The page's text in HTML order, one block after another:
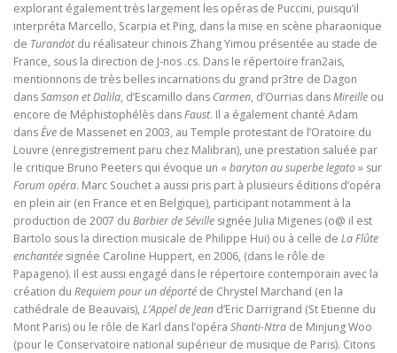
explorant également très largement les opéras de Puccini, puisqu’il
interpréta Marcello, Scarpia et Ping, dans la mise en scène pharaonique
de Turandotdu réalisateur chinois Zhang Yimou présentée au stade de
France, sous la direction de J-nos .cs. Dans le répertoire fran2ais,
mentionnons de très belles incarnations du grand pr3tre de Dagon
dansSamson et Dalila, d’Escamillo dans Carmen, d’Ourrias dansMireille ou
encore de Méphistophélès dansFaust. Il a également chanté Adam
dansÈve de Massenet en 2003, au Temple protestant de l’Oratoire du
Louvre (enregistrement paru chez Malibran), une prestation saluée par
le critique Bruno Peeters qui évoque un « baryton au superbe legato» sur
Forum opéra. Marc Souchet a aussi pris part à plusieurs éditions d’opéra
en plein air (en France et en Belgique), participant notamment à la
production de 2007 du Barbier de Séville signée Julia Migenes (o@ il est
Bartolo sous la direction musicale de Philippe Hui) ou à celle de La Flûte
enchantée signée Caroline Huppert, en 2006, (dans le rôle de
Papageno). Il est aussi engagé dans le répertoire contemporain avec la
création du Requiem pour un déporté de Chrystel Marchand (en la
cathédrale de Beauvais), L’Appel de Jean d’Eric Darrigrand (St Etienne du
Mont Paris) ou le rôle de Karl dans l’opéra Shanti-Ntra de Minjung Woo
(pour le Conservatoire national supérieur de musique de Paris). Citons